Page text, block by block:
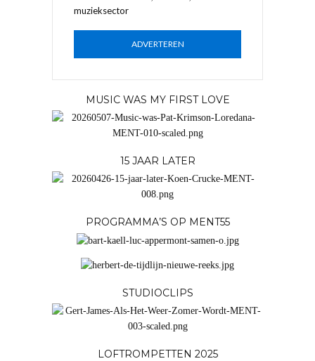
muzieksector
ADVERTEREN
MUSIC WAS MY FIRST LOVE
15 JAAR LATER
PROGRAMMA’S OP MENT55
STUDIOCLIPS
LOFTROMPETTEN 2025